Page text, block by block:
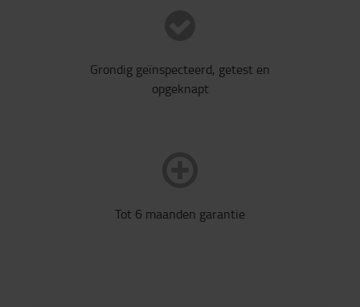
Grondig geïnspecteerd, getest en
opgeknapt
Tot 6 maanden garantie